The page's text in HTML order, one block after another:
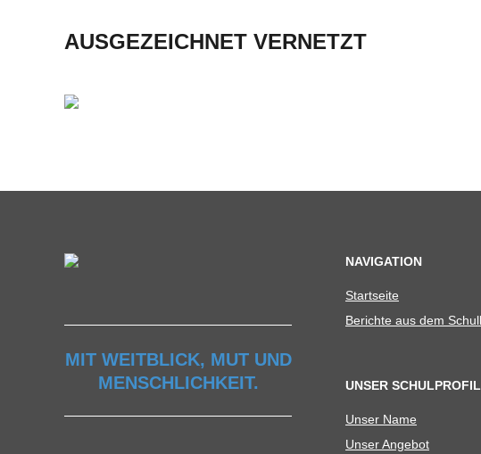
D
-
H
U
L
E
AUSGEZEICHNET VERNETZT
MIT WEITBLICK, MUT UND
MENSCHLICHKEIT.
NAVIGATION
Start­seite
Berichte aus dem
UNSER SCHULPROFIL
Unser Name
Unser Ange­bot